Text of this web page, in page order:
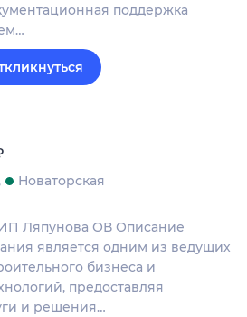
поддержка
Новаторская
Ляпунова ОВ Описание
является одним из ведущих
бизнеса и
предоставляя
и решения…